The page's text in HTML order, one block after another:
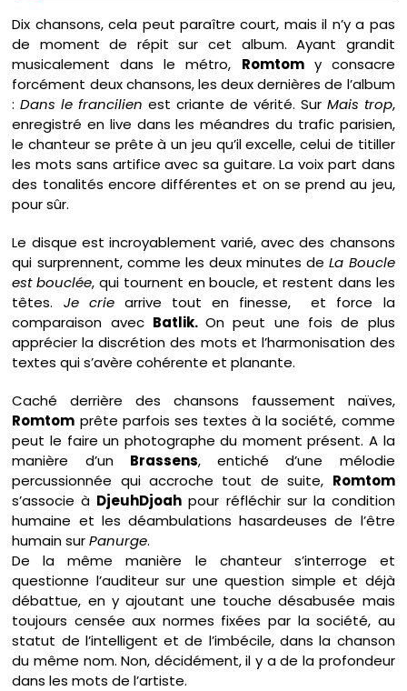
Dix chansons, cela peut paraître court, mais il n’y a pas
de moment de répit sur cet album. Ayant grandit
musicalement dans le métro, Romtomy consacre
forcément deux chansons, les deux dernières de l’album
:Dans le francilien est criante de vérité. Sur Mais trop,
enregistré en live dans les méandres du trafic parisien,
le chanteur se prête à un jeu qu’il excelle, celui de titiller
les mots sans artifice avec sa guitare. La voix part dans
des tonalités encore différentes et on se prend au jeu,
pour sûr.
Le disque est incroyablement varié, avec des chansons
qui surprennent, comme les deux minutes deLa Boucle
est bouclée, qui tournent en boucle, et restent dans les
têtes. Je criearrive tout en finesse, et force la
comparaison avec Batlik.On peut une fois de plus
apprécier la discrétion des mots et l’harmonisation des
textes qui s’avère cohérente et planante.
Caché derrière des chansons faussement naïves,
Romtom prête parfois ses textes à la société, comme
peut le faire un photographe du moment présent. A la
manière d’un Brassens, entiché d’une mélodie
percussionnée qui accroche tout de suite, Romtom
s’associe à DjeuhDjoah pour réfléchir sur la condition
humaine et les déambulations hasardeuses de l’être
humain surPanurge.
De la même manière le chanteur s’interroge et
questionne l’auditeur sur une question simple et déjà
débattue, en y ajoutant une touche désabusée mais
toujours censée aux normes fixées par la société, au
statut de l’intelligent et de l’imbécile, dans la chanson
du même nom. Non, décidément, il y a de la profondeur
dans les mots de l’artiste.